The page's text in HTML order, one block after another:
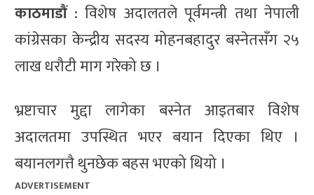
काठमाडौं: विशेष अदालतले पूर्वमन्त्री तथा नेपाली
कांग्रेसका केन्द्रीय सदस्य मोहनबहादुर बस्नेतसँग २५
लाख धरौटी माग गरेको छ ।
भ्रष्टाचार मुद्दा लागेका बस्नेत आइतबार विशेष
अदालतमा उपस्थित भएर बयान दिएका थिए ।
बयानलगत्तै थुनछेक बहस भएको थियो ।
ADVERTISEMENT